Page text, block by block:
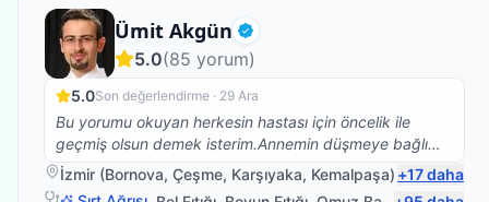
Ümit Akgün Doğrulanmış
Fizyoterapist
5.0(85 yorum)
5.0Son değerlendirme · 29 Ara
Bu yorumu okuyan herkesin hastası için öncelik ile
geçmiş olsun demek isterim.Annemin düşmeye bağlı
beyin kanaması sonrası vücudunun sol tarafına
felç.oldu bu süreçte Ümit bey ile yolumuz buluştu ve
İzmir (Bornova, Çeşme, Karşıyaka, Kemalpaşa) +17daha